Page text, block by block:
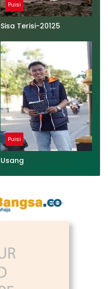
Puisi
Sisa Terisi-20125
Puisi
Usang